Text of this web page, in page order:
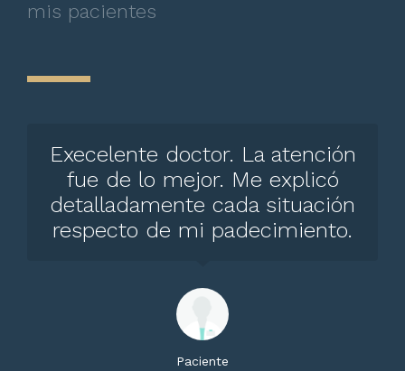
mis pacientes
Execelente doctor. La atención
fue de lo mejor. Me explicó
detalladamente cada situación
respecto de mi padecimiento.
Paciente